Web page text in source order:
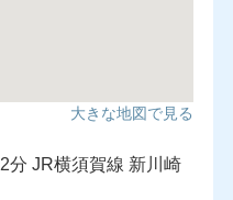
大きな地図で見る
分 JR横須賀線 新川崎